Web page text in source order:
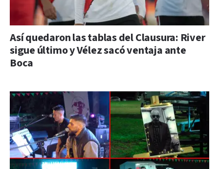
Así quedaron las tablas del Clausura: River
sigue último y Vélez sacó ventaja ante
Boca